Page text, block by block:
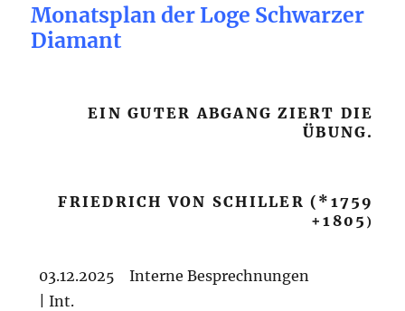
Monatsplan der Loge Schwarzer
Diamant
EIN GUTER ABGANG ZIERT DIE
ÜBUNG.
FRIEDRICH VON SCHILLER (*1759
+1805 )
03.12.2025
| Int.
Interne Besprechnungen